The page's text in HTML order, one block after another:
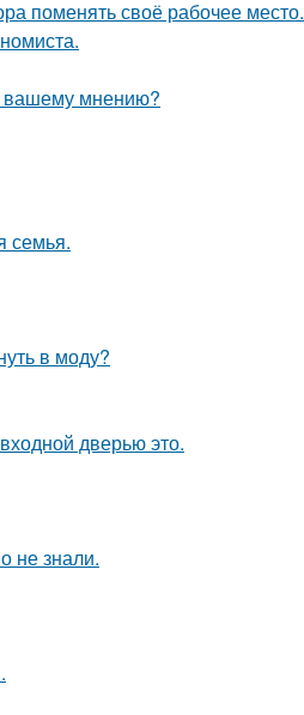
поменять своё рабочее место.
вашему мнению?
семья.
в моду?
дверью это.
не знали.